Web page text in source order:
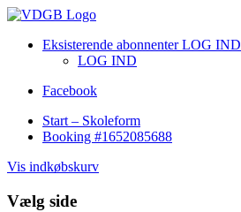
Eksisterende abonnenter LOG IND
LOG IND
Facebook
Start – Skoleform
Booking #1652085688
Vis indkøbskurv
Vælg side